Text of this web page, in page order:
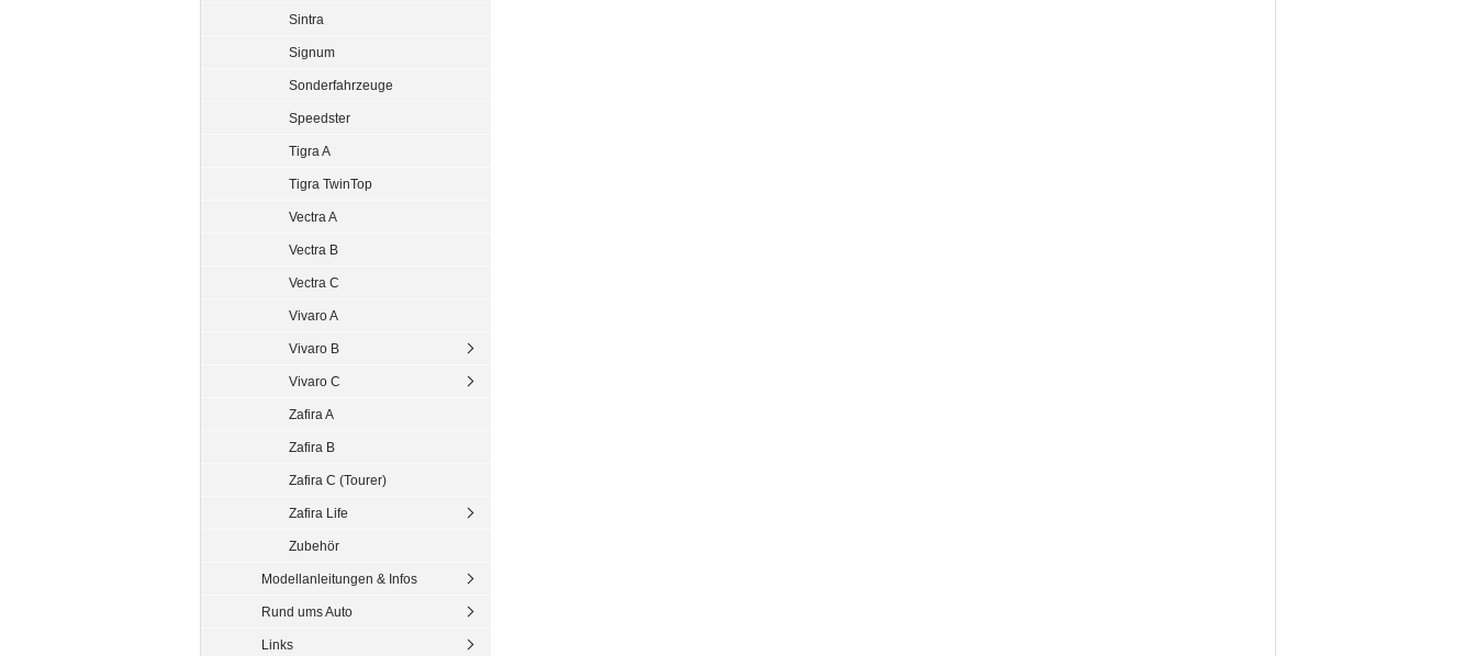
Sintra
Signum
Sonderfahrzeuge
Speedster
Tigra A
Tigra TwinTop
Vectra A
Vectra B
Vectra C
Vivaro A
Vivaro B
Vivaro C
Zafira A
Zafira B
Zafira C (Tourer)
Zafira Life
Zubehör
Modellanleitungen & Infos
Rund ums Auto
Links